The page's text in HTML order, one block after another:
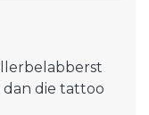
dan die tattoo